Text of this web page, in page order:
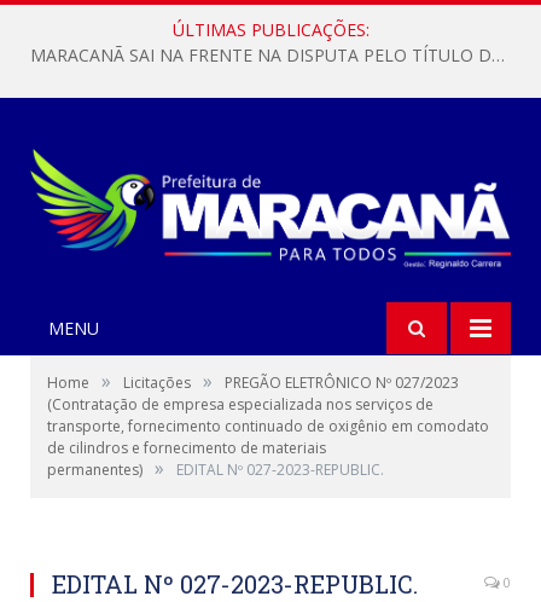
ÚLTIMAS PUBLICAÇÕES:
MARACANÃ SAI NA FRENTE NA DISPUTA PELO TÍTULO DA COPA PARÁ SUB-17!
MENU
Home » Licitações »
PREGÃO ELETRÔNICO Nº 027/2023
(Contratação de empresa especializada nos serviços de
transporte, fornecimento continuado de oxigênio em comodato
de cilindros e fornecimento de materiais
permanentes) » EDITAL Nº 027-2023-REPUBLIC.
EDITAL Nº 027-2023-REPUBLIC. 0